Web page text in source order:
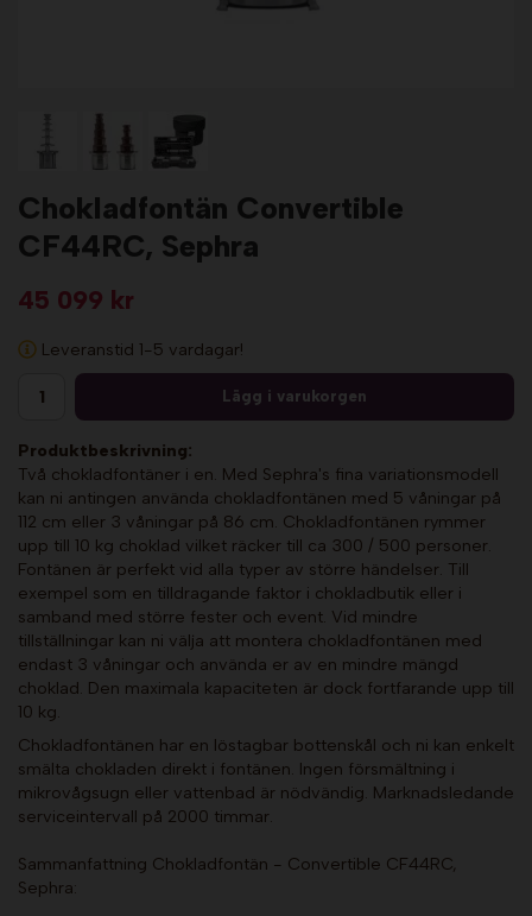
Chokladfontän Convertible
CF44RC, Sephra
45 099 kr
Leveranstid 1-5 vardagar!
Lägg i varukorgen
Produktbeskrivning:
Två chokladfontäner i en. Med Sephra's fina variationsmodell
kan ni antingen använda chokladfontänen med 5 våningar på
112 cm eller 3 våningar på 86 cm. Chokladfontänen rymmer
upp till 10 kg choklad vilket räcker till ca 300 / 500 personer.
Fontänen är perfekt vid alla typer av större händelser. Till
exempel som en tilldragande faktor i chokladbutik eller i
samband med större fester och event. Vid mindre
tillställningar kan ni välja att montera chokladfontänen med
endast 3 våningar och använda er av en mindre mängd
choklad. Den maximala kapaciteten är dock fortfarande upp till
10 kg.
Chokladfontänen har en löstagbar bottenskål och ni kan enkelt
smälta chokladen direkt i fontänen. Ingen försmältning i
mikrovågsugn eller vattenbad är nödvändig. Marknadsledande
serviceintervall på 2000 timmar.
Sammanfattning Chokladfontän - Convertible CF44RC,
Sephra: